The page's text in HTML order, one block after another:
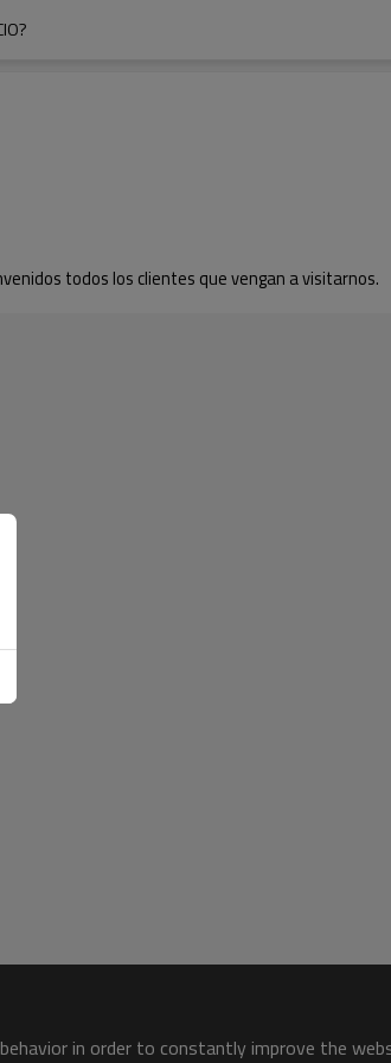
todos los clientes que vengan a visitarnos.
in order to constantly improve the